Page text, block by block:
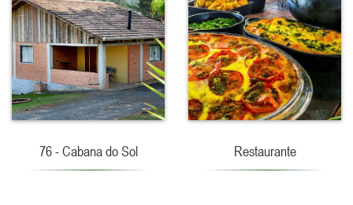
76 - Cabana do Sol Restaurante